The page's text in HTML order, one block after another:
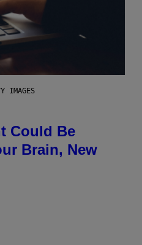
IMAGES
Could Be
Brain, New